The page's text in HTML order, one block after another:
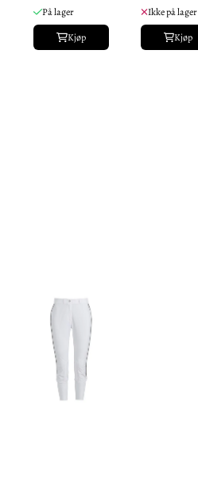
På lager
Kjøp
Ikke på lager
Kjøp